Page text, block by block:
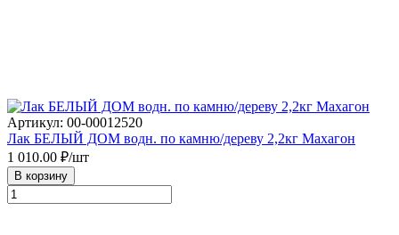
Артикул: 00-00012520
Лак БЕЛЫЙ ДОМ водн. по камню/дереву 2,2кг Махагон
1 010.00 ₽/шт
В корзину